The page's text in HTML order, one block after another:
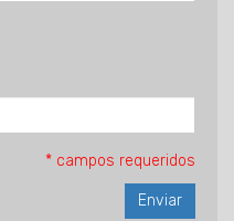
* campos requeridos